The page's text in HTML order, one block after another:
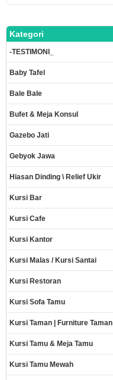
Kategori
-TESTIMONI_
Baby Tafel
Bale Bale
Bufet & Meja Konsul
Gazebo Jati
Gebyok Jawa
Hiasan Dinding \ Relief Ukir
Kursi Bar
Kursi Cafe
Kursi Kantor
Kursi Malas / Kursi Santai
Kursi Restoran
Kursi Sofa Tamu
Kursi Taman | Furniture Taman
Kursi Tamu & Meja Tamu
Kursi Tamu Mewah